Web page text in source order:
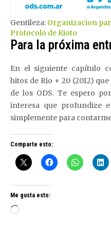
Gentileza: Organizacion
Protocolo de Kioto
Para la próxima
En el siguiente capítulo
hitos de Rio + 20 (2012)
de los ODS. Te espero
interesa que profundize
simplemente para
Comparte esto:
Me gusta esto:
Cargando...